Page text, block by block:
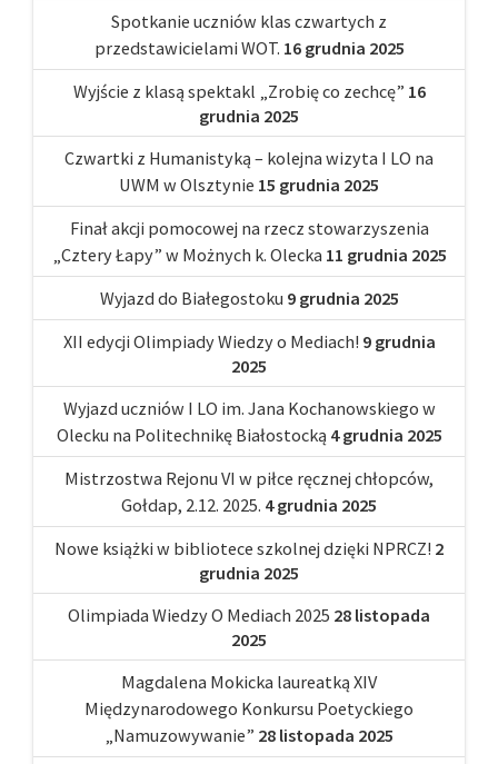
Spotkanie uczniów klas czwartych z
przedstawicielami WOT. 16 grudnia 2025
Wyjście z klasą spektakl „Zrobię co zechcę” 16
grudnia 2025
Czwartki z Humanistyką – kolejna wizyta I LO na
UWM w Olsztynie 15 grudnia 2025
Finał akcji pomocowej na rzecz stowarzyszenia
„Cztery Łapy” w Możnych k. Olecka 11 grudnia 2025
Wyjazd do Białegostoku 9 grudnia 2025
XII edycji Olimpiady Wiedzy o Mediach! 9 grudnia
2025
Wyjazd uczniów I LO im. Jana Kochanowskiego w
Olecku na Politechnikę Białostocką 4 grudnia 2025
Mistrzostwa Rejonu VI w piłce ręcznej chłopców,
Gołdap, 2.12. 2025. 4 grudnia 2025
Nowe książki w bibliotece szkolnej dzięki NPRCZ! 2
grudnia 2025
Olimpiada Wiedzy O Mediach 2025 28 listopada
2025
Magdalena Mokicka laureatką XIV
Międzynarodowego Konkursu Poetyckiego
„Namuzowywanie” 28 listopada 2025